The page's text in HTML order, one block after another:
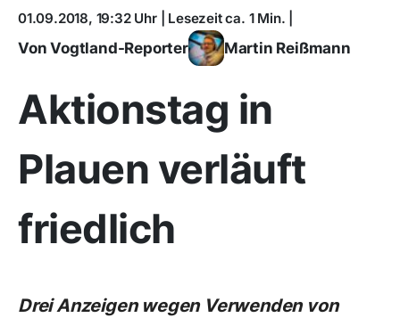
01.09.2018, 19:32 Uhr | Lesezeit ca. 1 Min. |
Von Vogtland-Reporter Martin Reißmann
Aktionstag in
Plauen verläuft
friedlich
Drei Anzeigen wegen Verwenden von